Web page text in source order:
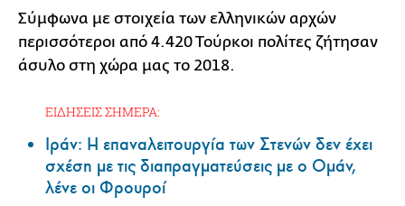
Σύμφωνα με στοιχεία των ελληνικών αρχών
περισσότεροι από 4.420 Τούρκοι πολίτες ζήτησαν
άσυλο στη χώρα μας το 2018.
ΕΙΔΗΣΕΙΣ ΣΗΜΕΡΑ:
Ιράν: Η επαναλειτουργία των Στενών δεν έχει
σχέση με τις διαπραγματεύσεις με ο Ομάν,
λένε οι Φρουροί